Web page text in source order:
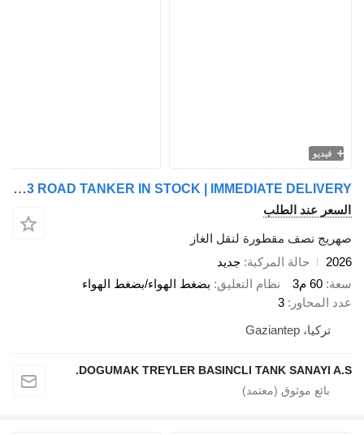
فيديو
Doğumak 60 M3 ROAD TANKER IN STOCK | IMMEDIATE DELIVERY
السعر عند الطلب
صهريج نصف مقطورة لنقل الغاز
2026
حالة المركبة جديد
سعة 60 م3 نظام التعليق بضغط الهواء/بضغط الهواء
عدد المحاور
3
تركيا، Gaziantep
DOGUMAK TREYLER BASINCLI TANK SANAYI A.S.